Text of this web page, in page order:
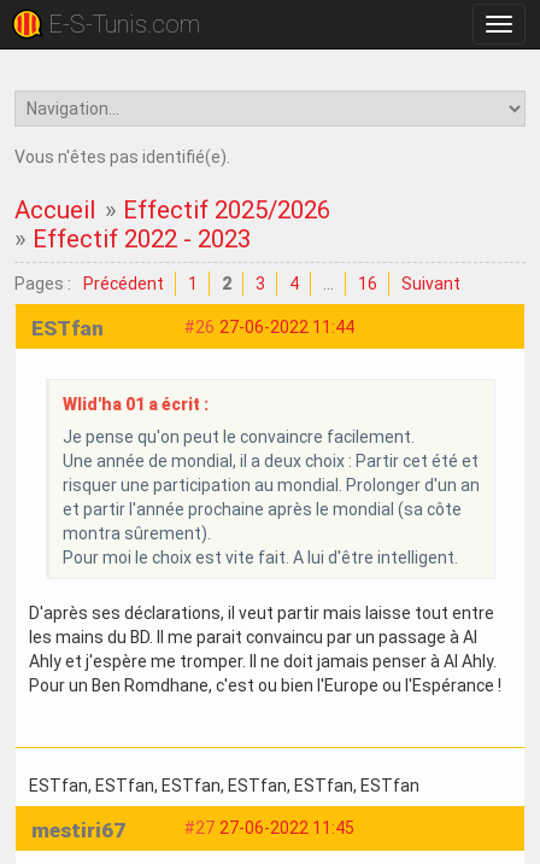
la
E-S-Tunis.com
Vous n'êtes pas identifié(e).
Accueil » Effectif 2025/2026
» Effectif 2022 - 2023
Pages : Précédent 1 2 3 4 16 Suivant
#26 27-06-2022 11:44
ESTfan
Wlid'ha 01 a écrit :
Je pense qu'on peut le convaincre facilement.
Une année de mondial, il a deux choix : Partir cet été et
risquer une participation au mondial. Prolonger d'un an
et partir l'année prochaine après le mondial (sa côte
montra sûrement).
Pour moi le choix est vite fait. A lui d'être intelligent.
D'après ses déclarations, il veut partir mais laisse tout entre
les mains du BD. Il me parait convaincu par un passage à Al
Ahly et j'espère me tromper. Il ne doit jamais penser à Al Ahly.
Pour un Ben Romdhane, c'est ou bien l'Europe ou l'Espérance !
ESTfan, ESTfan, ESTfan, ESTfan, ESTfan, ESTfan
#27 27-06-2022 11:45
mestiri67